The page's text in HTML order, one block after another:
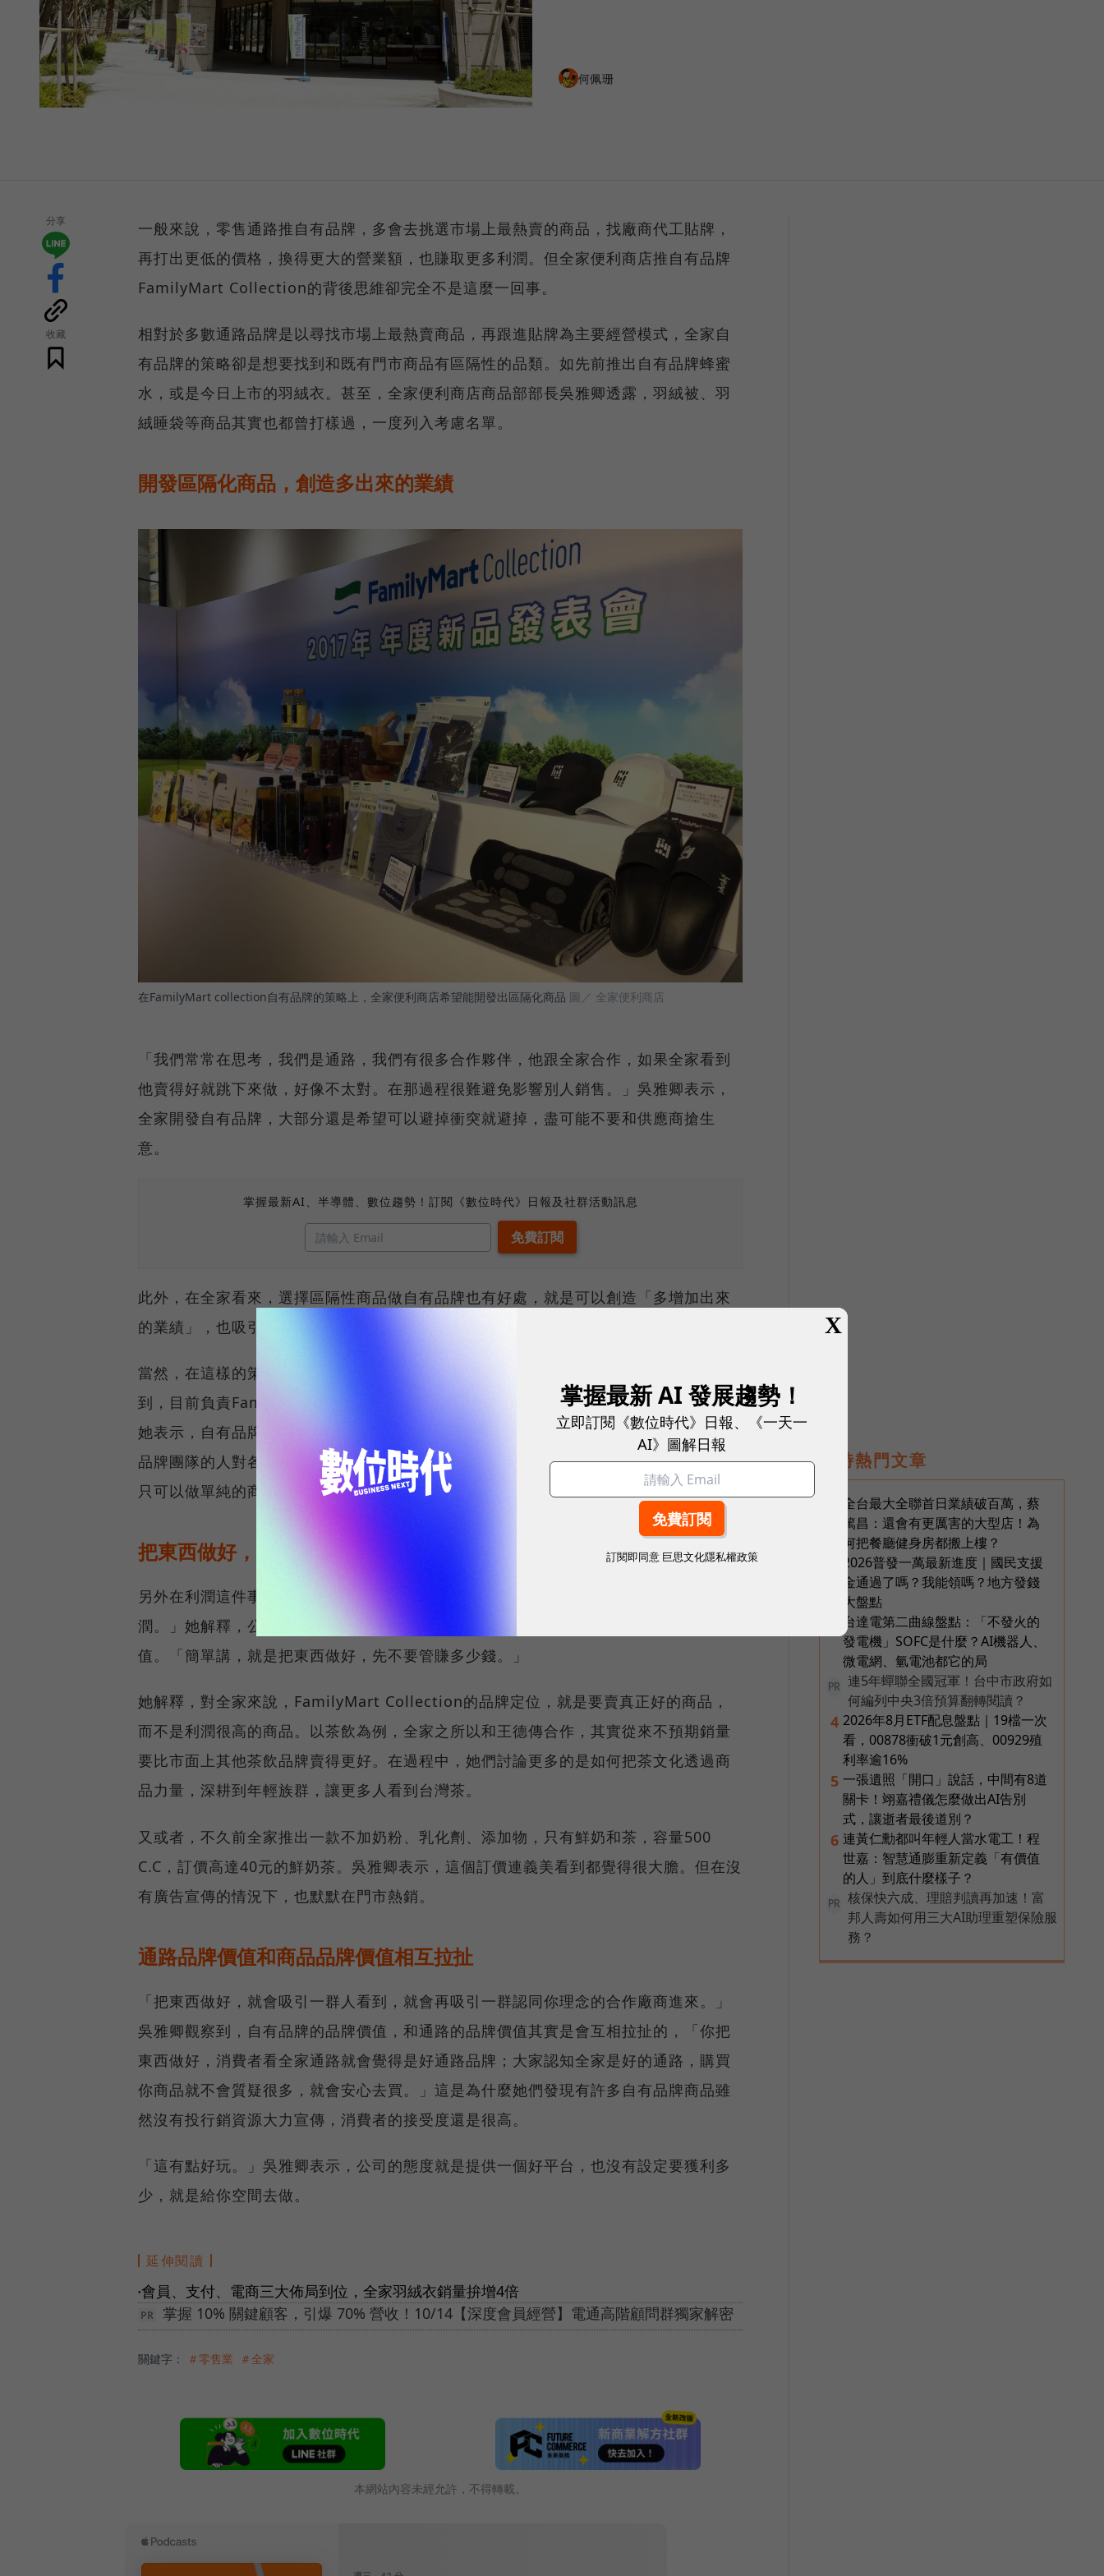
何佩珊
分享
收藏
一般來說，零售通路推自有品牌，多會去挑選市場上最熱賣的商品，找廠商代工貼牌，
再打出更低的價格，換得更大的營業額，也賺取更多利潤。但全家便利商店推自有品牌
FamilyMart Collection的背後思維卻完全不是這麼一回事。
相對於多數通路品牌是以尋找市場上最熱賣商品，再跟進貼牌為主要經營模式，全家自
有品牌的策略卻是想要找到和既有門市商品有區隔性的品類。如先前推出自有品牌蜂蜜
水，或是今日上市的羽絨衣。甚至，全家便利商店商品部部長吳雅卿透露，羽絨被、羽
絨睡袋等商品其實也都曾打樣過，一度列入考慮名單。
開發區隔化商品，創造多出來的業績
在FamilyMart collection自有品牌的策略上，全家便利商店希望能開發出區隔化商品 圖／ 全家便利商店
「我們常常在思考，我們是通路，我們有很多合作夥伴，他跟全家合作，如果全家看到
他賣得好就跳下來做，好像不太對。在那過程很難避免影響別人銷售。」吳雅卿表示，
全家開發自有品牌，大部分還是希望可以避掉衝突就避掉，盡可能不要和供應商搶生
意。
掌握最新AI、半導體、數位趨勢！訂閱《數位時代》日報及社群活動訊息
此外，在全家看來，選擇區隔性商品做自有品牌也有好處，就是可以創造「多增加出來
的業績」，也吸引不一樣的客群，而不是要去替代既有的商品。
當然，在這樣的策略下，開發商品就不能只是「參考」門市銷售業績。所以吳雅卿也提
到，目前負責FamilyMart Collection的團隊規模雖然不算大，但都是很資深的員工。
她表示，自有品牌隸屬於商品部底下，而商品部本來就負責門市80%的商品，所以自有
品牌團隊的人對各種品類其實都不陌生，對供應鏈、製造商也都有一定的理解，因此不
只可以做單純的商品採購，還可以更進一步從設計源頭就開始和製造商合作開發。
把東西做好，先不要管賺多少錢
另外在利潤這件事上，吳雅卿直言：「FamilyMart Collection的品牌都不是高利
潤。」她解釋，公司對自有品牌的目標，從來就不是著眼於利潤，而是更看重品牌價
值。「簡單講，就是把東西做好，先不要管賺多少錢。」
她解釋，對全家來說，FamilyMart Collection的品牌定位，就是要賣真正好的商品，
而不是利潤很高的商品。以茶飲為例，全家之所以和王德傳合作，其實從來不預期銷量
要比市面上其他茶飲品牌賣得更好。在過程中，她們討論更多的是如何把茶文化透過商
品力量，深耕到年輕族群，讓更多人看到台灣茶。
又或者，不久前全家推出一款不加奶粉、乳化劑、添加物，只有鮮奶和茶，容量500
C.C，訂價高達40元的鮮奶茶。吳雅卿表示，這個訂價連義美看到都覺得很大膽。但在沒
有廣告宣傳的情況下，也默默在門市熱銷。
通路品牌價值和商品品牌價值相互拉扯
「把東西做好，就會吸引一群人看到，就會再吸引一群認同你理念的合作廠商進來。」
吳雅卿觀察到，自有品牌的品牌價值，和通路的品牌價值其實是會互相拉扯的，「你把
東西做好，消費者看全家通路就會覺得是好通路品牌；大家認知全家是好的通路，購買
你商品就不會質疑很多，就會安心去買。」這是為什麼她們發現有許多自有品牌商品雖
然沒有投行銷資源大力宣傳，消費者的接受度還是很高。
「這有點好玩。」吳雅卿表示，公司的態度就是提供一個好平台，也沒有設定要獲利多
少，就是給你空間去做。
延伸閱讀
●會員、支付、電商三大佈局到位，全家羽絨衣銷量拚增4倍
掌握 10% 關鍵顧客，引爆 70% 營收！10/14【深度會員經營】電通高階顧問群獨家解密
關鍵字： ＃零售業 ＃全家
本網站內容未經允許，不得轉載。
即時熱門文章
全台最大全聯首日業績破百萬，蔡
篤昌：還會有更厲害的大型店！為
何把餐廳健身房都搬上樓？
2026普發一萬最新進度｜國民支援
金通過了嗎？我能領嗎？地方發錢
大盤點
台達電第二曲線盤點：「不發火的
發電機」SOFC是什麼？AI機器人、
微電網、氫電池都它的局
PR
連5年蟬聯全國冠軍！台中市政府如
何編列中央3倍預算翻轉閱讀？
4 2026年8月ETF配息盤點｜19檔一次
看，00878衝破1元創高、00929殖
利率逾16%
5 一張遺照「開口」說話，中間有8道
關卡！翊嘉禮儀怎麼做出AI告別
式，讓逝者最後道別？
6 連黃仁勳都叫年輕人當水電工！程
世嘉：智慧通膨重新定義「有價值
的人」到底什麼樣子？
PR
核保快六成、理賠判讀再加速！富
邦人壽如何用三大AI助理重塑保險服
務？
X
掌握最新 AI 發展趨勢！
立即訂閱《數位時代》日報、《一天一
AI》圖解日報
訂閱即同意 巨思文化隱私權政策